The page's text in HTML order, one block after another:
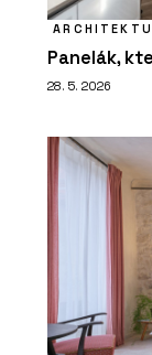
Panelák,
28. 5. 2026